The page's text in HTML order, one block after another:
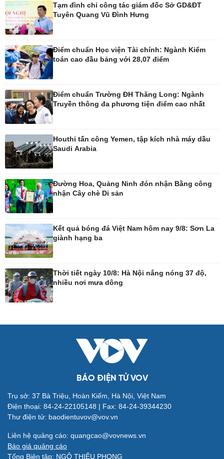
Pháp luật
Vụ án
Tin nóng
Tư vấn luật
Bóng đá quốc tế
eSports
Hậu trường
Ô tô - Xe máy
Xe máy
Tư vấn
Doanh nghiệp 24h
Doanh nhân
Công nghệ
Sành điệu
Tin Công nghệ
Trải nghiệm
Chuyển đổi số
Dinh dưỡng - món ngon
Cây thuốc
Làm đẹp - giảm cân
Ăn sạch sống khỏe
Đời sống
Nhà đẹp
Blog
Văn hóa
Âm nhạc
Tạm đình chỉ công tác giám đốc Sở GD&ĐT
Tuyên Quang Vũ Đình Hưng
Điểm chuẩn Học viện Tài chính: Ngành Kiểm
toán cao đầu bảng với 28,07 điểm
Điểm chuẩn Trường ĐH Thăng Long: Ngành
Truyền thông đa phương tiện điểm cao nhất
Houthi tấn công Yemen, tập kích nhà máy dầu
Saudi Arabia
Đường Hoa, Quảng Ninh đón nhận Bằng công
nhận Cây chè Di sản
Kết quả bóng đá Việt Nam hôm nay 9/8: Sơn La
giành hạng ba
Thời tiết ngày 10/8: Hà Nội nắng nóng 37 độ,
nhiều nơi mưa dông
BÁO ĐIỆN TỬ VOV
Trụ sở: 37 Bà Triệu, Hoàn Kiếm, Hà Nội, Việt Nam
Điện thoại: 84-24-22105148 | Fax: 84-24-39344230
Thư điện tử: baodientuvov@vov.vn
Liên hệ quảng cáo: quangcao@vovnews.vn
Báo giá quảng cáo
Tổng Biên tập: NGÔ THIỆU PHONG